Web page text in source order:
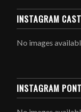
INSTAGRAM
No images
INSTAGRAM